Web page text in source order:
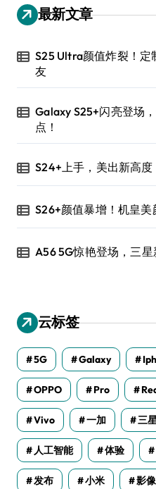
最新文章
S25 Ultra颜值炸裂！定
友
Galaxy S25+闪亮登场
点！
S24+上手，美出新高度
S26+颜值暴增！机皇
A56 5G惊艳登场，三星
云标签
5G Galaxy
OPPO Pro
Vivo 一加 三
人工智能 体验
发布 小米 影像